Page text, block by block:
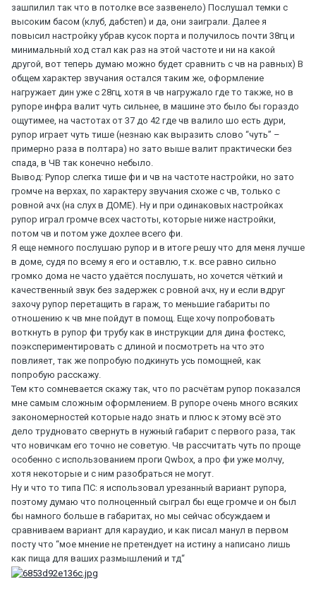
зашпилил так что в потолке все зазвенело) Послушал темки с
высоким басом (клуб, дабстеп) и да, они заиграли. Далее я
повысил настройку убрав кусок порта и получилось почти 38гц и
минимальный ход стал как раз на этой частоте и ни на какой
другой, вот теперь думаю можно будет сравнить с чв на равных) В
общем характер звучания остался таким же, оформление
нагружает дин уже с 28гц, хотя в чв нагружало где то также, но в
рупоре инфра валит чуть сильнее, в машине это было бы гораздо
ощутимее, на частотах от 37 до 42 где чв валило шо есть дури,
рупор играет чуть тише (незнаю как выразить слово “чуть” –
примерно раза в полтара) но зато выше валит практически без
спада, в ЧВ так конечно небыло.
Вывод: Рупор слегка тише фи и чв на частоте настройки, но зато
громче на верхах, по характеру звучания схоже с чв, только с
ровной ачх (на слух в ДОМЕ). Ну и при одинаковых настройках
рупор играл громче всех частоты, которые ниже настройки,
потом чв и потом уже дохлее всего фи.
Я еще немного послушаю рупор и в итоге решу что для меня лучше
в доме, судя по всему я его и оставлю, т.к. все равно сильно
громко дома не часто удаётся послушать, но хочется чёткий и
качественный звук без задержек с ровной ачх, ну и если вдруг
захочу рупор перетащить в гараж, то меньшие габариты по
отношению к чв мне пойдут в помощ. Еще хочу попробовать
воткнуть в рупор фи трубу как в инструкции для дина фостекс,
поэкспериментировать с длиной и посмотреть на что это
повлияет, так же попробую подкинуть усь помощней, как
попробую расскажу.
Тем кто сомневается скажу так, что по расчётам рупор показался
мне самым сложным оформлением. В рупоре очень много всяких
закономерностей которые надо знать и плюс к этому всё это
дело трудновато свернуть в нужный габарит с первого раза, так
что новичкам его точно не советую. Чв рассчитать чуть по проще
особенно с использованием проги Qwbox, а про фи уже молчу,
хотя некоторые и с ним разобраться не могут.
Ну и что то типа ПС: я использовал урезанный вариант рупора,
поэтому думаю что полноценный сыграл бы еще громче и он был
бы намного больше в габаритах, но мы сейчас обсуждаем и
сравниваем вариант для караудио, и как писал манул в первом
посту что “мое мнение не претендует на истину а написано лишь
как пища для ваших размышлений и тд“